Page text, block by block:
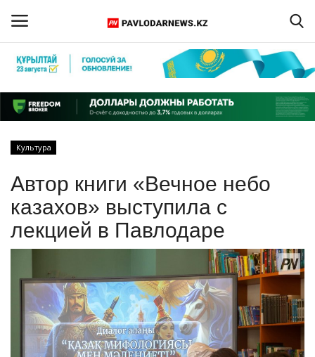
Регистрация
Главная
ПАВЛОДАРСКАЯ ОБЛАСТЬ
КАЗАХСТАН
СПЕЦПРОЕКТЫ
СПОРТ
Культура
Автор книги «Вечное небо
казахов» выступила с
лекцией в Павлодаре